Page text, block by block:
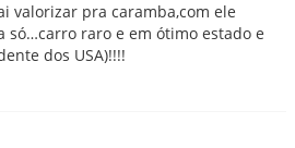
valorizar pra caramba,com ele
só…carro raro e em ótimo estado e
dos USA)!!!!